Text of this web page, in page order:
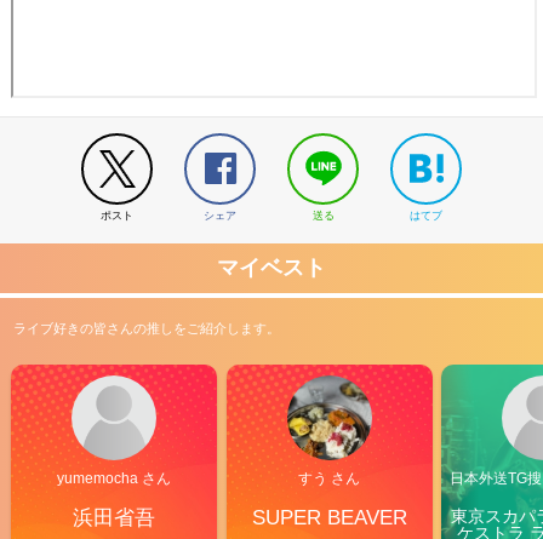
ポスト シェア 送る はてブ
マイベスト
ライブ好きの皆さんの推しをご紹介します。
yumemocha さん
浜田省吾
すう さん
SUPER BEAVER
日本外送TG
東京スカパ
ケストラ